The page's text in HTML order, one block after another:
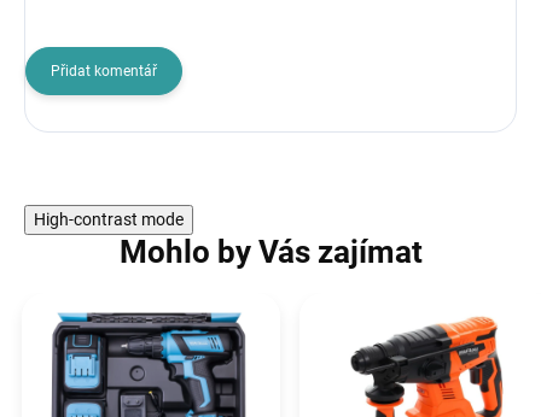
Přidat komentář
High-contrast mode
Mohlo by Vás zajímat